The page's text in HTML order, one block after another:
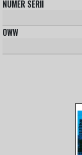
NUMER SERII
OWW